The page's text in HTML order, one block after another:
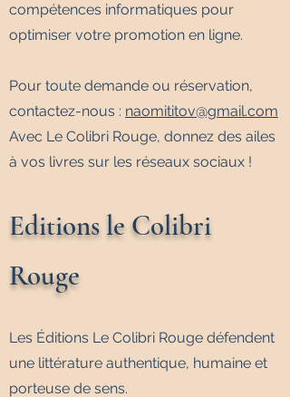
compétences informatiques pour
optimiser votre promotion en ligne.
Pour toute demande ou réservation,
contactez-nous : naomititov@gmail.com
Avec Le Colibri Rouge, donnez des ailes
à vos livres sur les réseaux sociaux !
Editions le Colibri
Rouge
Les Éditions Le Colibri Rouge défendent
une littérature authentique, humaine et
porteuse de sens.